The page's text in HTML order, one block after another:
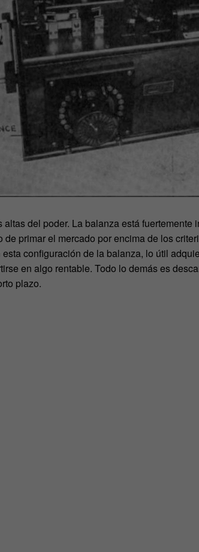
del poder. La balanza está fuertemente
primar el mercado por encima de los
configuración de la balanza, lo útil
en algo rentable. Todo lo demás es
plazo.